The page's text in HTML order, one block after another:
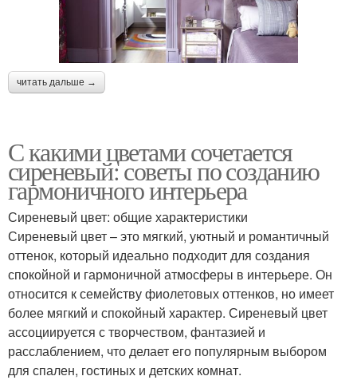
читать дальше →
С какими цветами сочетается
сиреневый: советы по созданию
гармоничного интерьера
Сиреневый цвет: общие характеристики
Сиреневый цвет – это мягкий, уютный и романтичный
оттенок, который идеально подходит для создания
спокойной и гармоничной атмосферы в интерьере. Он
относится к семейству фиолетовых оттенков, но имеет
более мягкий и спокойный характер. Сиреневый цвет
ассоциируется с творчеством, фантазией и
расслаблением, что делает его популярным выбором
для спален, гостиных и детских комнат.